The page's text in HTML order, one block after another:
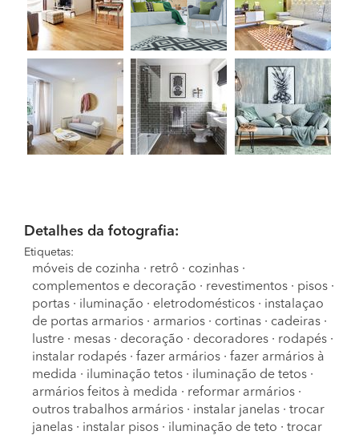
Detalhes da fotografia:
Etiquetas:
móveis de cozinha · retrô · cozinhas ·
complementos e decoração · revestimentos · pisos ·
portas · iluminação · eletrodomésticos · instalaçao
de portas armarios · armarios · cortinas · cadeiras ·
lustre · mesas · decoração · decoradores · rodapés ·
instalar rodapés · fazer armários · fazer armários à
medida · iluminação tetos · iluminação de tetos ·
armários feitos à medida · reformar armários ·
outros trabalhos armários · instalar janelas · trocar
janelas · instalar pisos · iluminação de teto · trocar